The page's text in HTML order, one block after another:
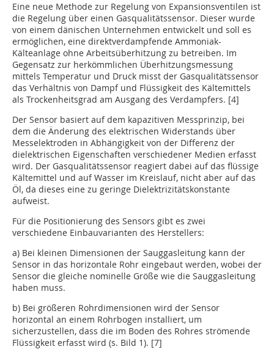
Eine neue Methode zur Regelung von Expansionsventilen ist
die Regelung über einen Gasqualitätssensor. Dieser wurde
von einem dänischen Unternehmen entwickelt und soll es
ermöglichen, eine direktverdampfende Ammoniak-
Kälteanlage ohne Arbeitsüberhitzung zu betreiben. Im
Gegensatz zur herkömmlichen Überhitzungsmessung
mittels Temperatur und Druck misst der Gasqualitätssensor
das Verhältnis von Dampf und Flüssigkeit des Kältemittels
als Trockenheitsgrad am Ausgang des Verdampfers. [4]
Der Sensor basiert auf dem kapazitiven Messprinzip, bei
dem die Änderung des elektrischen Widerstands über
Messelek­troden in Abhängigkeit von der Differenz der
dielektrischen Eigenschaften verschiedener Medien erfasst
wird. Der Gasqualitätssensor reagiert dabei auf das flüssige
Kältemittel und auf Wasser im Kreislauf, nicht aber auf das
Öl, da dieses eine zu geringe Dielektrizitätskonstante
aufweist.
Für die Positionierung des Sensors gibt es zwei
verschiedene Einbauvarianten des Herstellers:
a) Bei kleinen Dimensionen der Sauggasleitung kann der
Sensor in das horizontale Rohr eingebaut werden, wobei der
Sensor die gleiche nominelle Größe wie die Sauggasleitung
haben muss.
b) Bei größeren Rohrdimensionen wird der Sensor
horizontal an einem Rohrbogen installiert, um
sicherzustellen, dass die im Boden des Rohres strömende
Flüssigkeit erfasst wird (s. Bild 1). [7]